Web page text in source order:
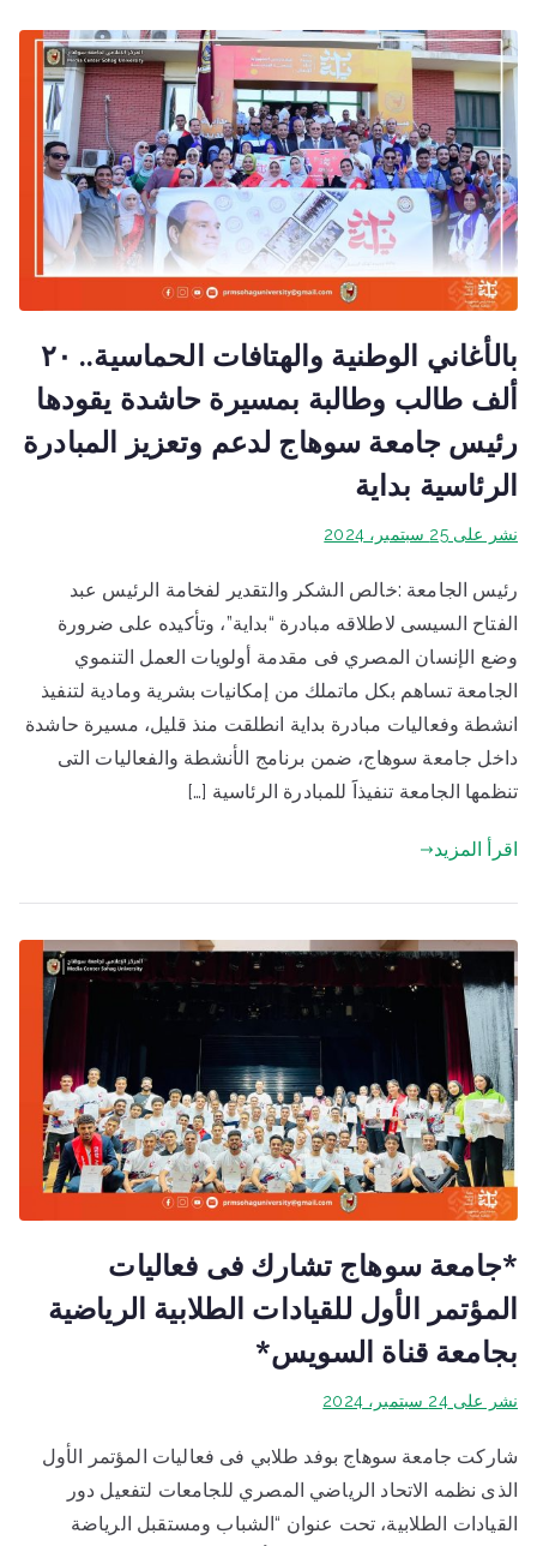
بالأغاني الوطنية والهتافات الحماسية.. ٢٠
ألف طالب وطالبة بمسيرة حاشدة يقودها
رئيس جامعة سوهاج لدعم وتعزيز المبادرة
الرئاسية بداية
نشر على25 سبتمبر، 2024
رئيس الجامعة :خالص الشكر والتقدير لفخامة الرئيس عبد
الفتاح السيسى لاطلاقه مبادرة “بداية”، وتأكيده على ضرورة
وضع الإنسان المصري فى مقدمة أولويات العمل التنموي
الجامعة تساهم بكل ماتملك من إمكانيات بشرية ومادية لتنفيذ
انشطة وفعاليات مبادرة بداية انطلقت منذ قليل، مسيرة حاشدة
داخل جامعة سوهاج، ضمن برنامج الأنشطة والفعاليات التى
تنظمها الجامعة تنفيذاََ للمبادرة الرئاسية […]
اقرأ المزيد
*جامعة سوهاج تشارك فى فعاليات
المؤتمر الأول للقيادات الطلابية الرياضية
بجامعة قناة السويس*
نشر على24 سبتمبر، 2024
شاركت جامعة سوهاج بوفد طلابي فى فعاليات المؤتمر الأول
الذى نظمه الاتحاد الرياضي المصري للجامعات لتفعيل دور
القيادات الطلابية، تحت عنوان “الشباب ومستقبل الرياضة